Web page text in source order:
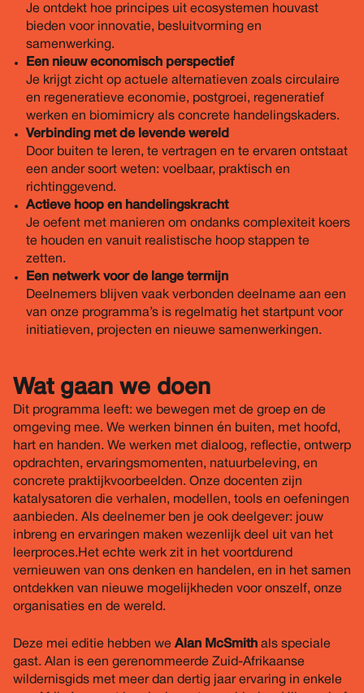
Je ontdekt hoe principes uit ecosystemen houvast
bieden voor innovatie, besluitvorming en
samenwerking.
Een nieuw economisch perspectief
Je krijgt zicht op actuele alternatieven zoals circulaire
en regeneratieve economie, postgroei, regeneratief
werken en biomimicry als concrete handelingskaders.
Verbinding met de levende wereld
Door buiten te leren, te vertragen en te ervaren ontstaat
een ander soort weten: voelbaar, praktisch en
richtinggevend.
Actieve hoop en handelingskracht
Je oefent met manieren om ondanks complexiteit koers
te houden en vanuit realistische hoop stappen te
zetten.
Een netwerk voor de lange termijn
Deelnemers blijven vaak verbonden deelname aan een
van onze programma’s is regelmatig het startpunt voor
initiatieven, projecten en nieuwe samenwerkingen.
Wat gaan we doen
Dit programma leeft: we bewegen met de groep en de
omgeving mee. We werken binnen én buiten, met hoofd,
hart en handen. We werken met dialoog, reflectie, ontwerp
opdrachten, ervaringsmomenten, natuurbeleving, en
concrete praktijkvoorbeelden. Onze docenten zijn
katalysatoren die verhalen, modellen, tools en oefeningen
aanbieden. Als deelnemer ben je ook deelgever: jouw
inbreng en ervaringen maken wezenlijk deel uit van het
leerproces.Het echte werk zit in het voortdurend
vernieuwen van ons denken en handelen, en in het samen
ontdekken van nieuwe mogelijkheden voor onszelf, onze
organisaties en de wereld.
Deze mei editie hebben weAlan McSmith als speciale
gast. Alan is een gerenommeerde Zuid-Afrikaanse
wildernisgids met meer dan dertig jaar ervaring in enkele